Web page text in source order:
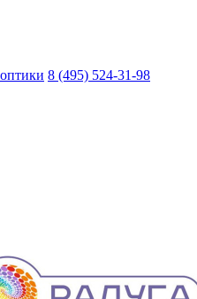
8 (495) 524-31-98